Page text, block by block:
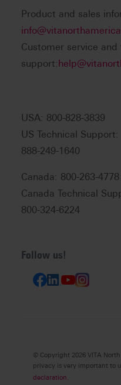
Product and sales
Customer service and
support:
USA: 800-828-3839
US Technical Support:
888-249-1640
Canada: 800-263-4778
Canada Technical
800-324-6224
Follow us!
© Copyright 2026 VITA
privacy is very important to
declaration.